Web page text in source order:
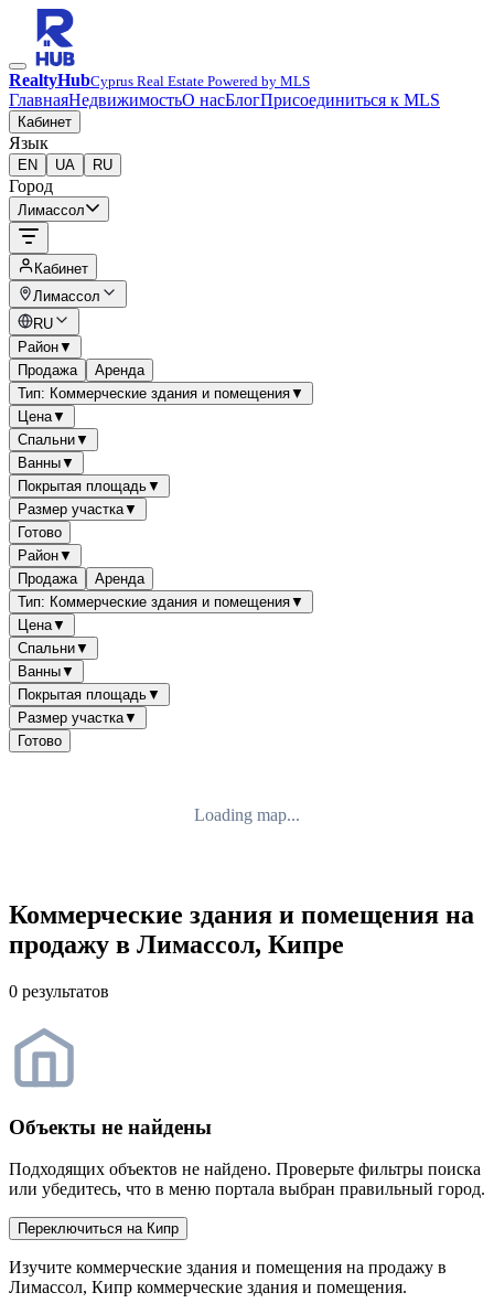
RealtyHubCyprus Real Estate Powered by MLS
ГлавнаяНедвижимостьО насБлогПрисоединиться к MLS
Кабинет
Язык
EN UA RU
Город
Лимассол
Кабинет
Лимассол
RU
Район▼
Продажа
Аренда
Тип: Коммерческие здания и помещения▼
Цена▼
Спальни▼
Ванны▼
Покрытая площадь▼
Размер участка▼
Готово
Район▼
Продажа
Аренда
Тип: Коммерческие здания и помещения▼
Цена▼
Спальни▼
Ванны▼
Покрытая площадь▼
Размер участка▼
Готово
Loading map...
Коммерческие здания и помещения на
продажу в Лимассол, Кипре
0 результатов
Объекты не найдены
Подходящих объектов не найдено. Проверьте фильтры поиска
или убедитесь, что в меню портала выбран правильный город.
Переключиться на Кипр
Изучите коммерческие здания и помещения на продажу в
Лимассол, Кипр коммерческие здания и помещения.